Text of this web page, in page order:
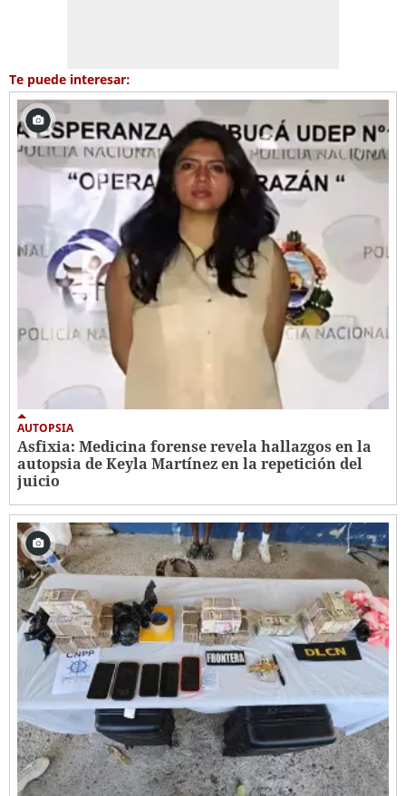
Te puede interesar:
AUTOPSIA
Asfixia: Medicina forense revela hallazgos en la
autopsia de Keyla Martínez en la repetición del
juicio